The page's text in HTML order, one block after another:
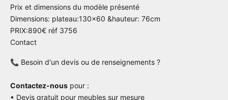
Prix et dimensions du modèle présenté
Dimensions: plateau:130x60 &hauteur: 76cm
PRIX:890€ réf 3756
Contact
📞 Besoin d'un devis ou de renseignements ?
Contactez-nous pour :
• Devis gratuit pour meubles sur mesure